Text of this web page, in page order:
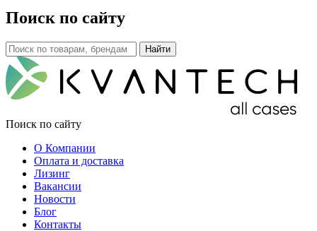
Поиск по сайту
Поиск по сайту
О Компании
Оплата и доставка
Лизинг
Вакансии
Новости
Блог
Контакты